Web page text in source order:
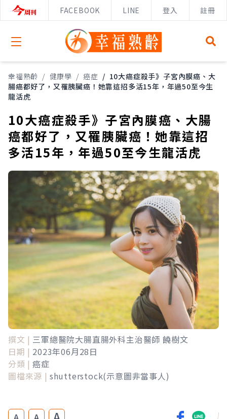
FACEBOOK LINE 登入 註冊
Open menu
幸福熟齡 / 健康學 / 癌症 / 10大癌症殺手》子宮內膜癌、大
腸癌都好了，又罹胰臟癌！她靠這招多活15年，年過50至今生
龍活虎
10大癌症殺手》子宮內膜癌、大腸
癌都好了，又罹胰臟癌！她靠這招
多活15年，年過50至今生龍活虎
撰文 | 三軍總醫院大腸直腸外科主治醫師 饒樹文
日期 | 2023年06月28日
分類 | 癌症
圖檔來源 | shutterstock(示意圖非當事人)